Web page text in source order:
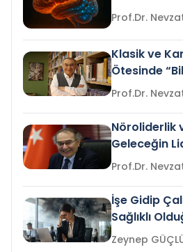
Klasik ve
Ötesinde
Nöroliderlik
Geleceğin
İşe Gidip
Sağlıklı
Gelir mi?Zeynep